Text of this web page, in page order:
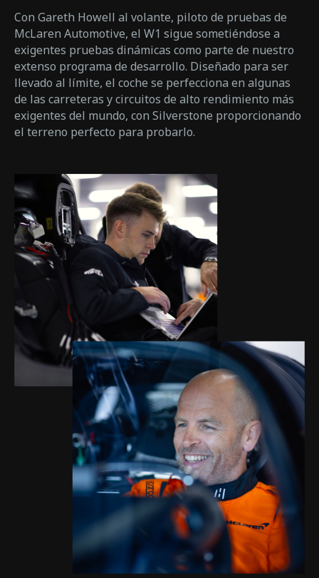
Con Gareth Howell al volante, piloto de pruebas de
McLaren Automotive, el W1 sigue sometiéndose a
exigentes pruebas dinámicas como parte de nuestro
extenso programa de desarrollo. Diseñado para ser
llevado al límite, el coche se perfecciona en algunas
de las carreteras y circuitos de alto rendimiento más
exigentes del mundo, con Silverstone proporcionando
el terreno perfecto para probarlo.